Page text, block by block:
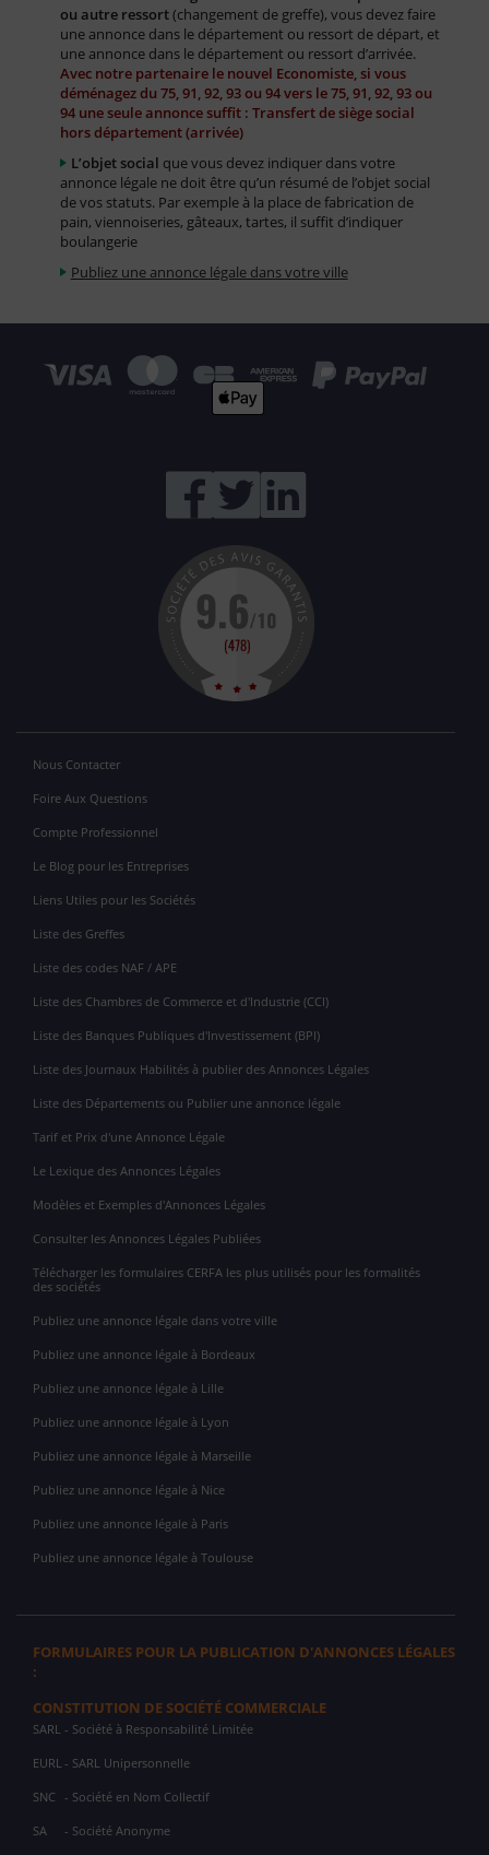
ou autre ressort(changement de greffe), vous devez faire
une annonce dans le département ou ressort de départ, et
une annonce dans le département ou ressort d’arrivée.
Avec notre partenaire le nouvel Economiste, si vous
déménagez du 75, 91, 92, 93 ou 94 vers le 75, 91, 92, 93 ou
94 une seule annonce suffit : Transfert de siège social
hors département (arrivée)
L’objet social que vous devez indiquer dans votre
annonce légale ne doit être qu’un résumé de l’objet social
de vos statuts. Par exemple à la place de fabrication de
pain, viennoiseries, gâteaux, tartes, il suffit d’indiquer
boulangerie
Publiez une annonce légale dans votre ville
Nous Contacter
Foire Aux Questions
Compte Professionnel
Le Blog pour les Entreprises
Liens Utiles pour les Sociétés
Liste des Greffes
Liste des codes NAF / APE
Liste des Chambres de Commerce et d'Industrie (CCI)
Liste des Banques Publiques d'Investissement (BPI)
Liste des Journaux Habilités à publier des Annonces Légales
Liste des Départements ou Publier une annonce légale
Tarif et Prix d'une Annonce Légale
Le Lexique des Annonces Légales
Modèles et Exemples d'Annonces Légales
Consulter les Annonces Légales Publiées
Télécharger les formulaires CERFA les plus utilisés pour les formalités
des sociétés
Publiez une annonce légale dans votre ville
Publiez une annonce légale à Bordeaux
Publiez une annonce légale à Lille
Publiez une annonce légale à Lyon
Publiez une annonce légale à Marseille
Publiez une annonce légale à Nice
Publiez une annonce légale à Paris
Publiez une annonce légale à Toulouse
FORMULAIRES POUR LA PUBLICATION D'ANNONCES LÉGALES
:
CONSTITUTION DE SOCIÉTÉ COMMERCIALE
SARL - Société à Responsabilité Limitée
EURL - SARL Unipersonnelle
SNC - Société en Nom Collectif
SA - Société Anonyme